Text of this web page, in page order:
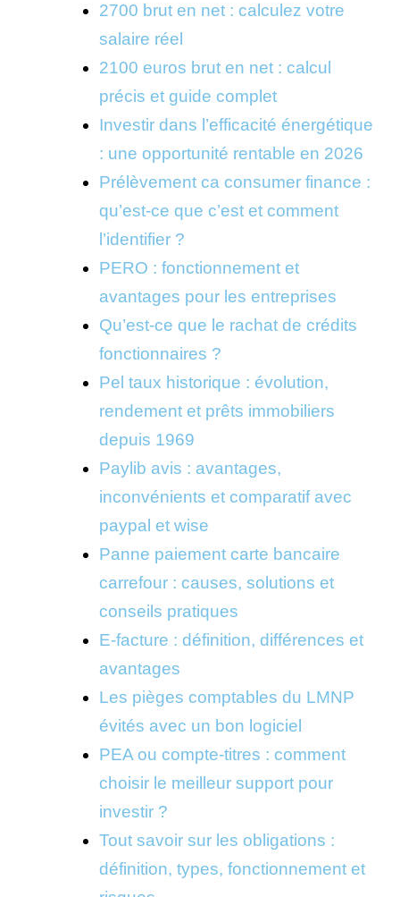
2700 brut en net : calculez votre
salaire réel
2100 euros brut en net : calcul
précis et guide complet
Investir dans l’efficacité énergétique
: une opportunité rentable en 2026
Prélèvement ca consumer finance :
qu’est-ce que c’est et comment
l’identifier ?
PERO : fonctionnement et
avantages pour les entreprises
Qu’est-ce que le rachat de crédits
fonctionnaires ?
Pel taux historique : évolution,
rendement et prêts immobiliers
depuis 1969
Paylib avis : avantages,
inconvénients et comparatif avec
paypal et wise
Panne paiement carte bancaire
carrefour : causes, solutions et
conseils pratiques
E-facture : définition, différences et
avantages
Les pièges comptables du LMNP
évités avec un bon logiciel
PEA ou compte-titres : comment
choisir le meilleur support pour
investir ?
Tout savoir sur les obligations :
définition, types, fonctionnement et